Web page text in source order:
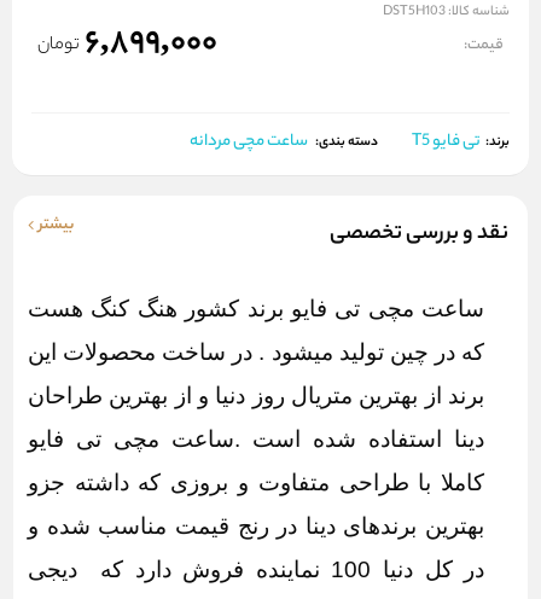
شناسه کالا:DST5H103
قیمت: 6,899,000 تومان
برند: تی فایو T5 دسته بندی: ساعت مچی مردانه
نقد و بررسی تخصصی بیشتر
ساعت مچی تی فایو برند کشور هنگ کنگ هست
که در چین تولید میشود . در ساخت محصولات این
برند از بهترین متریال روز دنیا و از بهترین طراحان
دینا استفاده شده است .ساعت مچی تی فایو
کاملا با طراحی متفاوت و بروزی که داشته جزو
بهترین برندهای دینا در رنج قیمت مناسب شده و
در کل دنیا 100 نماینده فروش دارد که
دیجی